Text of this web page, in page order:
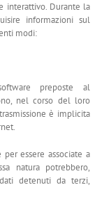
interattivo. Durante la
informazioni sul
modi:
preposte al
nel corso del loro
è implicita
essere associate a
natura potrebbero,
detenuti da terzi,